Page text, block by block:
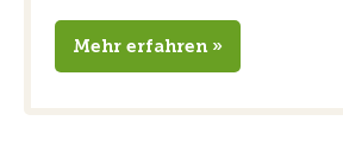
Mehr erfahren »